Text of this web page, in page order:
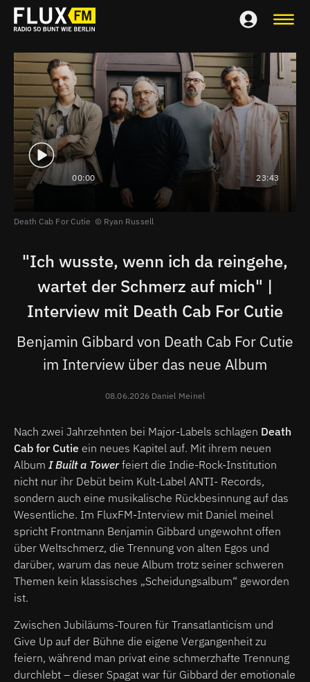
00:00 23:43
Death Cab For Cutie Ryan Russell
"Ich wusste, wenn ich da reingehe,
wartet der Schmerz auf mich" |
Interview mit Death Cab For Cutie
Benjamin Gibbard von Death Cab For Cutie
im Interview über das neue Album
08.06.2026 Daniel Meinel
Nach zwei Jahrzehnten bei Major-Labels schlagen Death
Cab for Cutie ein neues Kapitel auf. Mit ihrem neuen
Album I Built a Towerfeiert die Indie-Rock-Institution
nicht nur ihr Debüt beim Kult-Label ANTI- Records,
sondern auch eine musikalische Rückbesinnung auf das
Wesentliche. Im FluxFM-Interview mit Daniel meinel
spricht Frontmann Benjamin Gibbard ungewohnt offen
über Weltschmerz, die Trennung von alten Egos und
darüber, warum das neue Album trotz seiner schweren
Themen kein klassisches „Scheidungsalbum“ geworden
ist.
Zwischen Jubiläums-Touren für Transatlanticism und
Give Up auf der Bühne die eigene Vergangenheit zu
feiern, während man privat eine schmerzhafte Trennung
durchlebt – dieser Spagat war für Gibbard der emotionale